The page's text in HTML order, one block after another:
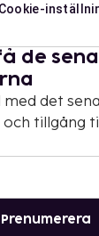
Cookie-
de
det
tillgång
Prenumerera